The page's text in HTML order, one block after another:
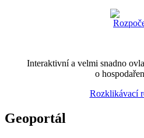
Interaktivní a velmi snadno
o
Rozklikávací
Geoportál